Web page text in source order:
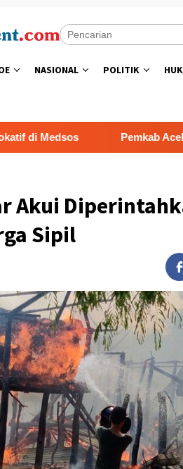
NASIONAL POLITIK
Pemkab Aceh Besar Dukung
Akui
Sipil